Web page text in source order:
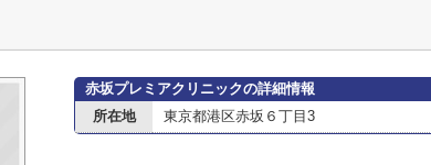
赤坂プレミアクリニックの詳細情報
所在地
東京都港区赤坂６丁目3